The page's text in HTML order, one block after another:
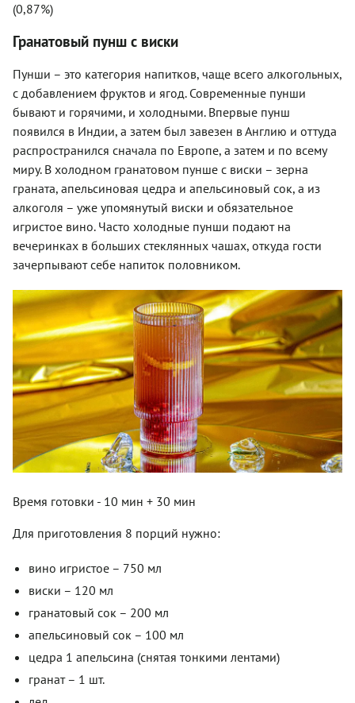
(0,87%)
Гранатовый пунш с виски
Пунши – это категория напитков, чаще всего алкогольных,
с добавлением фруктов и ягод. Современные пунши
бывают и горячими, и холодными. Впервые пунш
появился в Индии, а затем был завезен в Англию и оттуда
распространился сначала по Европе, а затем и по всему
миру. В холодном гранатовом пунше с виски – зерна
граната, апельсиновая цедра и апельсиновый сок, а из
алкоголя – уже упомянутый виски и обязательное
игристое вино. Часто холодные пунши подают на
вечеринках в больших стеклянных чашах, откуда гости
зачерпывают себе напиток половником.
Время готовки - 10 мин + 30 мин
Для приготовления 8 порций нужно:
вино игристое – 750 мл
виски – 120 мл
гранатовый сок – 200 мл
апельсиновый сок – 100 мл
цедра 1 апельсина (снятая тонкими лентами)
гранат – 1 шт.